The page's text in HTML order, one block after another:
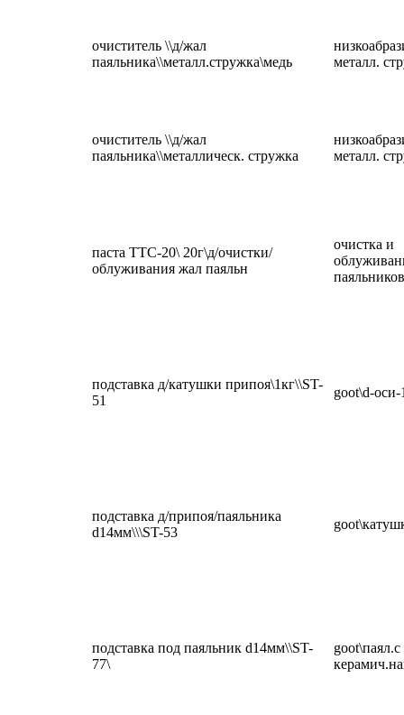
очиститель \\д/жал
паяльника\\металл.стружка\медь
металл.
очиститель \\д/жал
паяльника\\металлическ. стружка
металл.
паста ТТС-20\ 20г\д/очистки/
облуживания жал паяльн
очистка и
паяльников
подставка д/катушки припоя\1кг\\ST-
51
goot\d-
подставка д/припоя/паяльника
d14мм\\\ST-53
подставка под паяльник d14мм\\ST-
77\
goot\паял.с